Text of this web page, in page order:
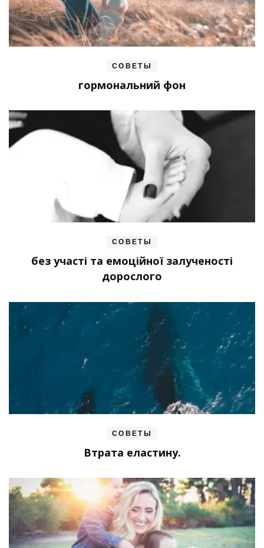
СОВЕТЫ
гормональний фон
СОВЕТЫ
без участі та емоційної залученості
дорослого
СОВЕТЫ
Втрата еластину.